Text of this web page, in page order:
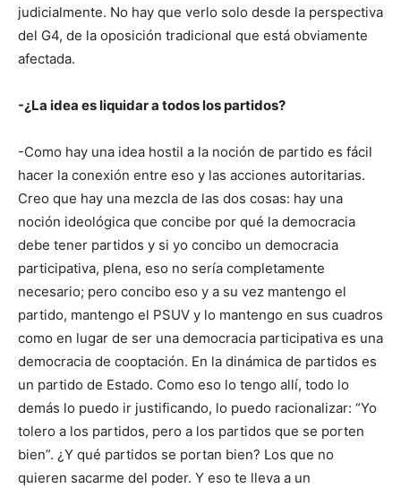
judicialmente. No hay que verlo solo desde la perspectiva
del G4, de la oposición tradicional que está obviamente
afectada.
-¿La idea es liquidar a todos los partidos?
-Como hay una idea hostil a la noción de partido es fácil
hacer la conexión entre eso y las acciones autoritarias.
Creo que hay una mezcla de las dos cosas: hay una
noción ideológica que concibe por qué la democracia
debe tener partidos y si yo concibo un democracia
participativa, plena, eso no sería completamente
necesario; pero concibo eso y a su vez mantengo el
partido, mantengo el PSUV y lo mantengo en sus cuadros
como en lugar de ser una democracia participativa es una
democracia de cooptación. En la dinámica de partidos es
un partido de Estado. Como eso lo tengo allí, todo lo
demás lo puedo ir justificando, lo puedo racionalizar: “Yo
tolero a los partidos, pero a los partidos que se porten
bien”. ¿Y qué partidos se portan bien? Los que no
quieren sacarme del poder. Y eso te lleva a un